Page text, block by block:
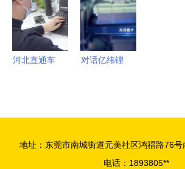
崛起与软件
技术生态的
成型
阶
河北直通车
新浪潮
对话亿纬锂
动，构建软
地址：东莞市南城街道元美社区鸿福路76
电话：1893805**